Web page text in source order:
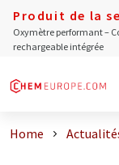
Produit de la
Oxymètre performant –
rechargeable intégrée
Home